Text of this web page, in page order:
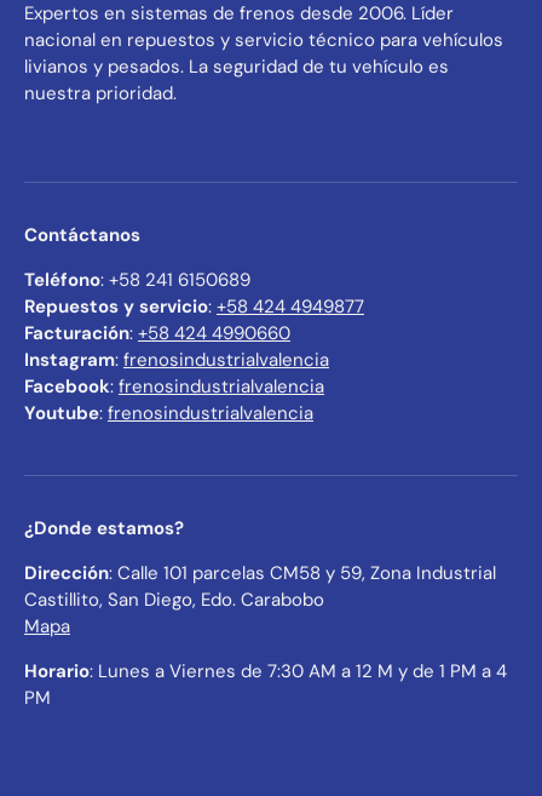
Expertos en sistemas de frenos desde 2006. Líder
nacional en repuestos y servicio técnico para vehículos
livianos y pesados. La seguridad de tu vehículo es
nuestra prioridad.
Contáctanos
Teléfono: +58 241 6150689
Repuestos y servicio: +58 424 4949877
Facturación: +58 424 4990660
Instagram: frenosindustrialvalencia
Facebook: frenosindustrialvalencia
Youtube: frenosindustrialvalencia
¿Donde estamos?
Dirección: Calle 101 parcelas CM58 y 59, Zona Industrial
Castillito, San Diego, Edo. Carabobo
Mapa
Horario: Lunes a Viernes de 7:30 AM a 12 M y de 1 PM a 4
PM